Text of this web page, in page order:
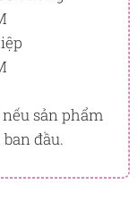
sản phẩm
đầu.